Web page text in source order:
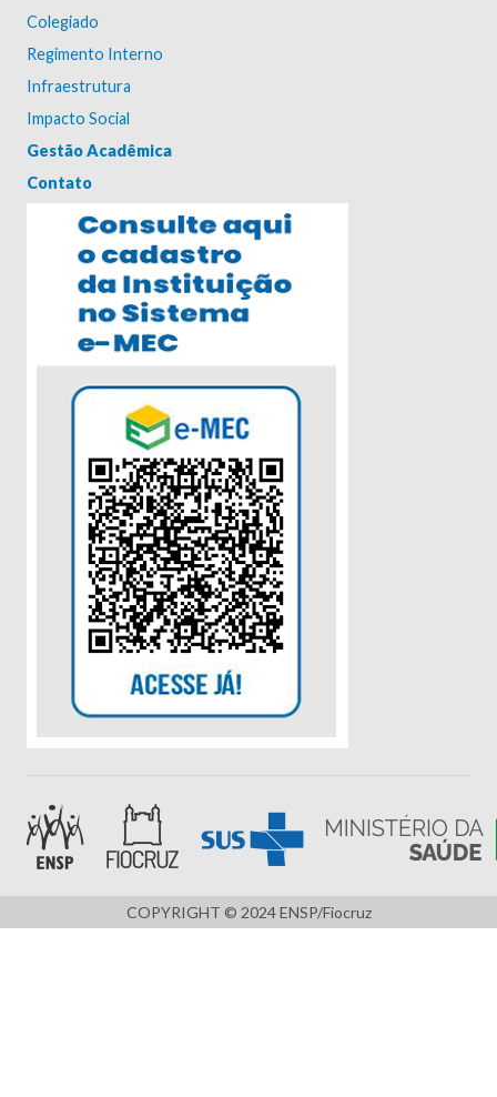
Colegiado
Regimento Interno
Infraestrutura
Impacto Social
Gestão Acadêmica
Contato
COPYRIGHT © 2024 ENSP/Fiocruz